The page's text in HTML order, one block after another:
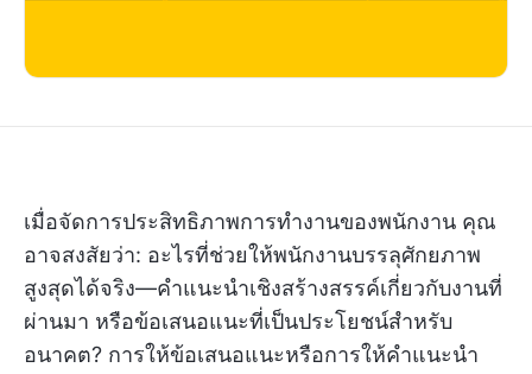
เมื่อจัดการประสิทธิภาพการทำงานของพนักงาน คุณ
อาจสงสัยว่า: อะไรที่ช่วยให้พนักงานบรรลุศักยภาพ
สูงสุดได้จริง—คำแนะนำเชิงสร้างสรรค์เกี่ยวกับงานที่
ผ่านมา หรือข้อเสนอแนะที่เป็นประโยชน์สำหรับ
อนาคต? การให้ข้อเสนอแนะหรือการให้คำแนะนำ